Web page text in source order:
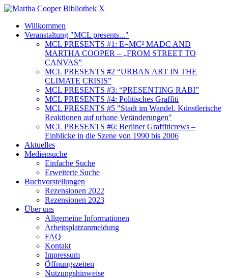
X
Willkommen
Veranstaltung "MCL presents..."
MCL PRESENTS #1: E=MC² MADC AND
MARTHA COOPER – „FROM STREET TO
CANVAS”
MCL PRESENTS #2 “URBAN ART IN THE
CLIMATE CRISIS”
MCL PRESENTS #3: “PRESENTING RABI”
MCL PRESENTS #4: Politisches Graffiti
MCL PRESENTS #5 "Stadt im Wandel. Künstlerische
Reaktionen auf urbane Veränderungen"
MCL PRESENTS #6: Berliner Graffiticrews –
Einblicke in die Szene von 1990 bis 2006
Aktuelles
Mediensuche
Einfache Suche
Erweiterte Suche
Buchvorstellungen
Rezensionen 2022
Rezensionen 2023
Über uns
Allgemeine Informationen
Arbeitsplatzanmeldung
FAQ
Kontakt
Impressum
Öffnungszeiten
Nutzungshinweise